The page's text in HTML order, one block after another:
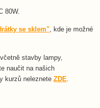
80W.
se sklem", kde je možné
stavby lampy,
naučit na našich
kurzů nelezneteZDE.